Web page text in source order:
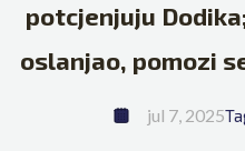
potcjenjuju
oslanjao, pomozi
jul 7, 2025